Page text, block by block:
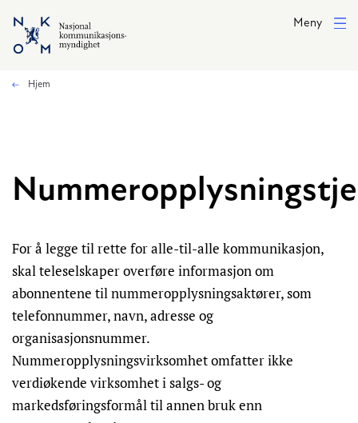
Hopp til hovedinnhold
Meny
Hjem
For å legge til rette for alle-til-alle kommunikasjon,
skal teleselskaper overføre informasjon om
abonnentene til nummeropplysningsaktører, som
telefonnummer, navn, adresse og
organisasjonsnummer.
Nummeropplysningsvirksomhet omfatter ikke
verdiøkende virksomhet i salgs- og
markedsføringsformål til annen bruk enn